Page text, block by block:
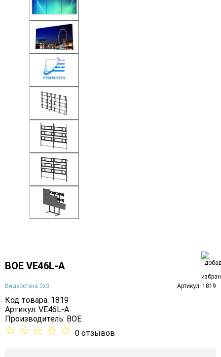
BOE VE46L-A
Видеостена 3х3 Артикул: 1819
Код товара: 1819
Артикул: VE46L-A
Производитель: BOE
☆ ☆ ☆ ☆ ☆ 0 отзывов